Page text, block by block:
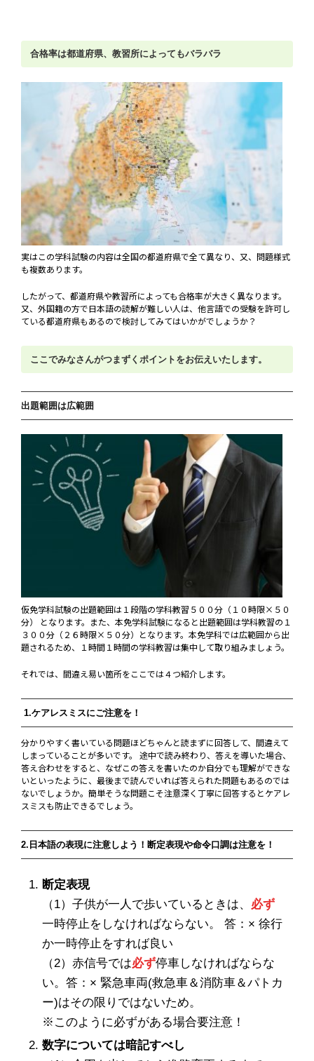
合格率は都道府県、教習所によってもバラバラ
実はこの学科試験の内容は全国の都道府県で全て異なり、又、問題様式
も複数あります。
したがって、都道府県や教習所によっても合格率が大きく異なります。
又、外国籍の方で日本語の読解が難しい人は、他言語での受験を許可し
ている都道府県もあるので検討してみてはいかがでしょうか？
ここでみなさんがつまずくポイントをお伝えいたします。
出題範囲は広範囲
仮免学科試験の出題範囲は１段階の学科教習５００分（１０時限×５０
分） となります。また、本免学科試験になると出題範囲は学科教習の１
３００分（２６時限×５０分）となります。本免学科では広範囲から出
題されるため、１時間１時間の学科教習は集中して取り組みましょう。
それでは、間違え易い箇所をここでは４つ紹介します。
1.ケアレスミスにご注意を！
分かりやすく書いている問題ほどちゃんと読まずに回答して、間違えて
しまっていることが多いです。 途中で読み終わり、答えを導いた場合、
答え合わせをすると、なぜこの答えを書いたのか自分でも理解ができな
いといったように、最後まで読んでいれば答えられた問題もあるのでは
ないでしょうか。簡単そうな問題こそ注意深く丁寧に回答するとケアレ
スミスも防止できるでしょう。
2.日本語の表現に注意しよう！断定表現や命令口調は注意を！
断定表現
（1）子供が一人で歩いているときは、 必ず
一時停止をしなければならない。 答：× 徐行
か一時停止をすれば良い
（2）赤信号では必ず停車しなければならな
い。答：× 緊急車両(救急車＆消防車＆パトカ
ー)はその限りではないため。
※このように必ずがある場合要注意！
数字については暗記すべし